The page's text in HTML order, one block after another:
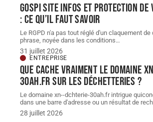
Gospi site infos et protection de
: ce qu’il faut savoir
Le RGPD n'a pas tout réglé d'un claquement de
phrase, noyée dans les conditions…
31 juillet 2026
ENTREPRISE
Que cache vraiment le domaine
30ah.fr sur les déchetteries ?
Le domaine xn--dchterie-30ah.fr intrigue
dans une barre d'adresse ou un résultat de
28 juillet 2026